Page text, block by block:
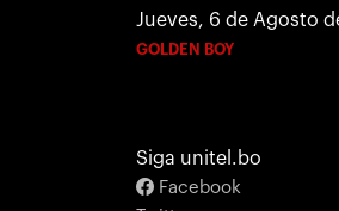
Jueves, 6 de Agosto
GOLDEN BOY
Siga unitel.bo
Facebook